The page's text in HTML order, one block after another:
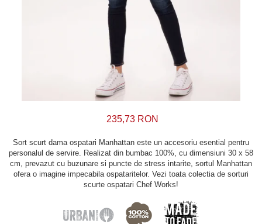
235,73 RON
Sort scurt dama ospatari Manhattan este un accesoriu esential pentru
personalul de servire. Realizat din bumbac 100%, cu dimensiuni 30 x 58
cm, prevazut cu buzunare si puncte de stress intarite, sortul Manhattan
ofera o imagine impecabila ospataritelor. Vezi toata colectia de sorturi
scurte ospatari Chef Works!